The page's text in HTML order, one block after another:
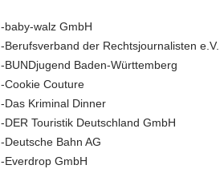
-baby-walz GmbH
-Berufsverband der Rechtsjournalisten e.V.
-BUNDjugend Baden-Württemberg
-Cookie Couture
-Das Kriminal Dinner
-DER Touristik Deutschland GmbH
-Deutsche Bahn AG
-Everdrop GmbH